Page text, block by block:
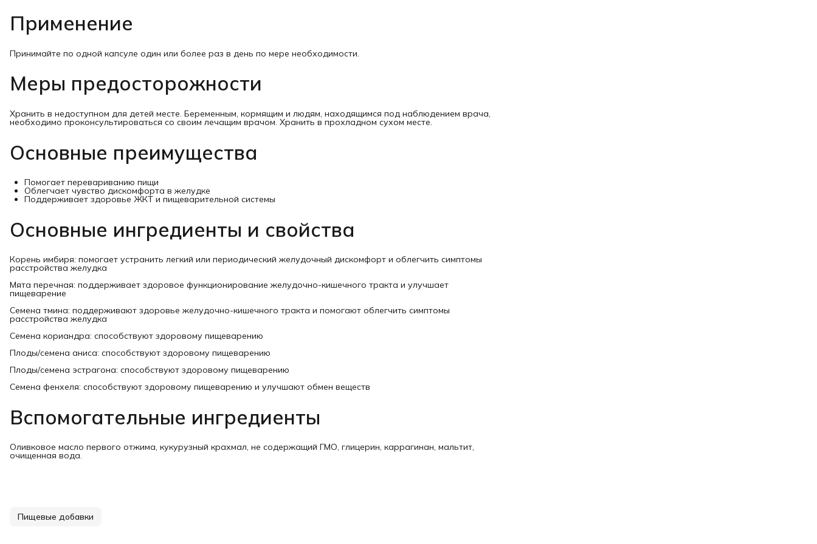
Применение
Принимайте по одной капсуле один или более раз в день по мере необходимости.
Меры предосторожности
Хранить в недоступном для детей месте. Беременным, кормящим и людям, находящимся под наблюдением врача,
необходимо проконсультироваться со своим лечащим врачом. Хранить в прохладном сухом месте.
Основные преимущества
Помогает перевариванию пищи
Облегчает чувство дискомфорта в желудке
Поддерживает здоровье ЖКТ и пищеварительной системы
Основные ингредиенты и свойства
Корень имбиря: помогает устранить легкий или периодический желудочный дискомфорт и облегчить симптомы
расстройства желудка
Мята перечная: поддерживает здоровое функционирование желудочно-кишечного тракта и улучшает
пищеварение
Семена тмина: поддерживают здоровье желудочно-кишечного тракта и помогают облегчить симптомы
расстройства желудка
Семена кориандра: способствуют здоровому пищеварению
Плоды/семена аниса: способствуют здоровому пищеварению
Плоды/семена эстрагона: способствуют здоровому пищеварению
Семена фенхеля: способствуют здоровому пищеварению и улучшают обмен веществ
Вспомогательные ингредиенты
Оливковое масло первого отжима, кукурузный крахмал, не содержащий ГМО, глицерин, каррагинан, мальтит,
очищенная вода.
Пищевые добавки